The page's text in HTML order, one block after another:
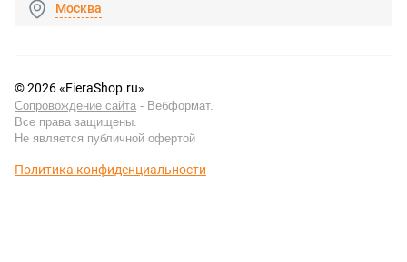
Москва
© 2026 «FieraShop.ru»
Сопровождение сайта - Вебформат.
Все права защищены.
Не является публичной офертой
Политика конфиденциальности